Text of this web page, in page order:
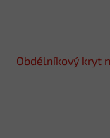
Obdélníkový kryt